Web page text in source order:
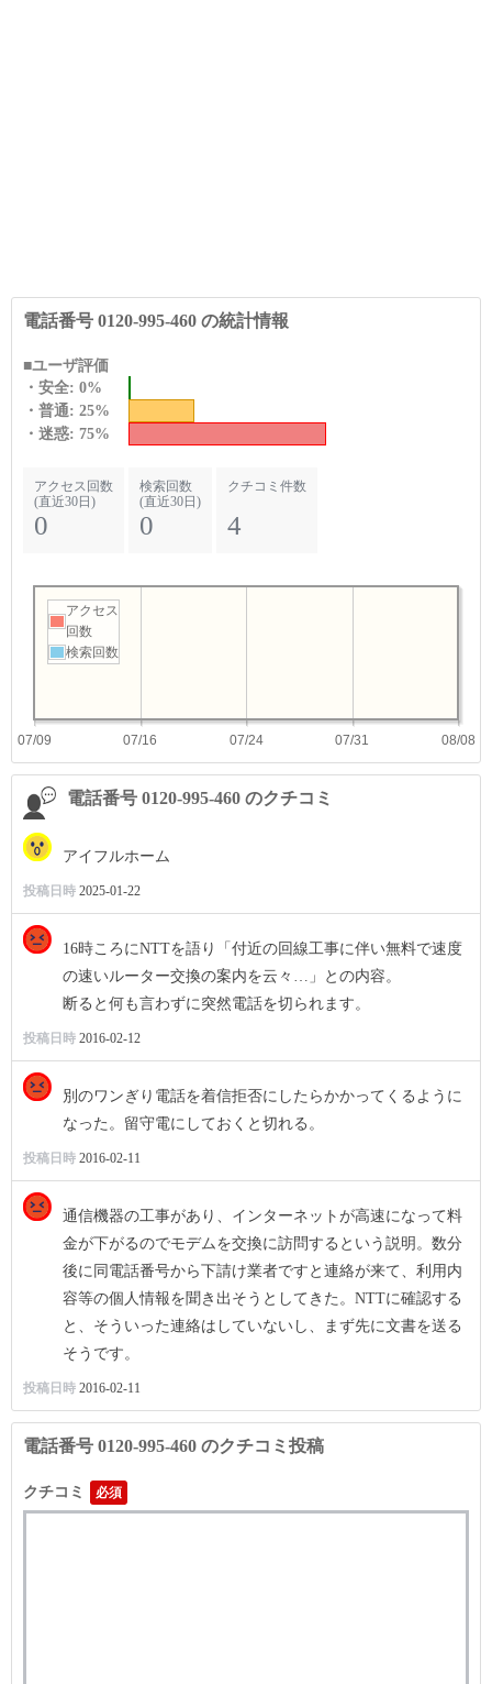
電話番号 0120-995-460 の統計情報
■ユーザ評価
・安全: 0%
・普通: 25%
・迷惑: 75%
アクセス回数
(直近30日)
0
検索回数
(直近30日)
0
クチコミ件数
4
07/09 07/16 07/24 07/31 08/08
アクセス
回数
検索回数
電話番号 0120-995-460 のクチコミ
アイフルホーム
投稿日時 2025-01-22
16時ころにNTTを語り「付近の回線工事に伴い無料で速度
の速いルーター交換の案内を云々…」との内容。
断ると何も言わずに突然電話を切られます。
投稿日時 2016-02-12
別のワンぎり電話を着信拒否にしたらかかってくるように
なった。留守電にしておくと切れる。
投稿日時 2016-02-11
通信機器の工事があり、インターネットが高速になって料
金が下がるのでモデムを交換に訪問するという説明。数分
後に同電話番号から下請け業者ですと連絡が来て、利用内
容等の個人情報を聞き出そうとしてきた。NTTに確認する
と、そういった連絡はしていないし、まず先に文書を送る
そうです。
投稿日時 2016-02-11
電話番号 0120-995-460 のクチコミ投稿
クチコミ